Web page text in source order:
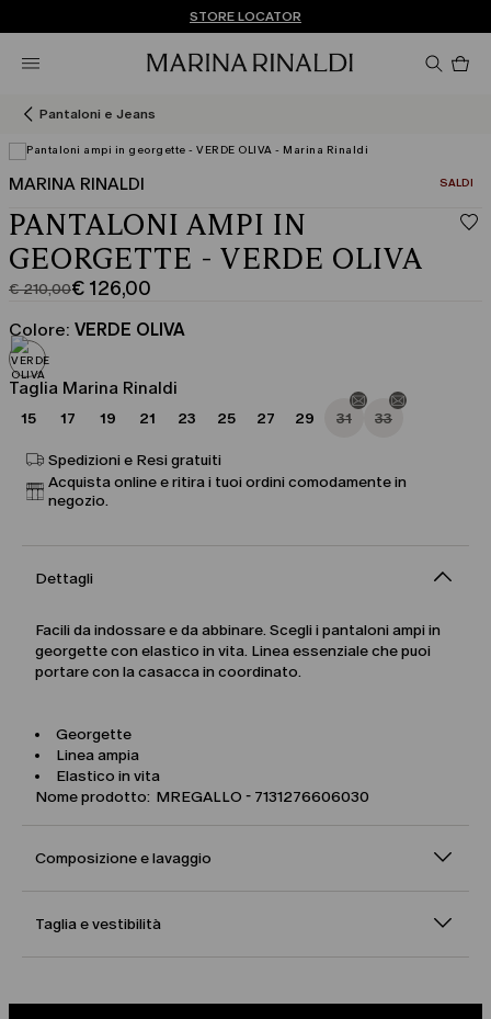
SPEDIZIONI E RESI GRATUITI
Non hai un MyAccount? REGISTRATI SUBITO
STORE LOCATOR
Pantaloni e Jeans
MARINA RINALDI SALDI
PANTALONI AMPI IN
GEORGETTE - VERDE OLIVA
€ 210,00
Prezzo
originale
€
210,00
€ 126,00
Prezzo
corrente
€
126,00
Colore: VERDE OLIVA
Taglia Marina Rinaldi
15 17 19 21 23 25 27 29 31 33
Spedizioni e Resi gratuiti
Acquista online e ritira i tuoi ordini comodamente in
negozio.
Dettagli
Facili da indossare e da abbinare. Scegli i pantaloni ampi in
georgette con elastico in vita. Linea essenziale che puoi
portare con la casacca in coordinato.
Georgette
Linea ampia
Elastico in vita
Nome prodotto: MREGALLO - 7131276606030
Composizione e lavaggio
Taglia e vestibilità